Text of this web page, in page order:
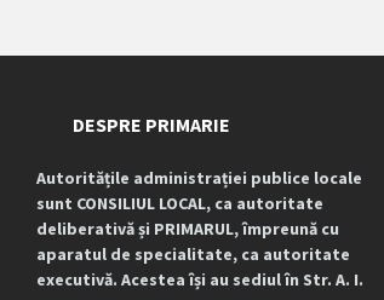
DESPRE PRIMARIE
Autoritățile administrației publice locale
sunt CONSILIUL LOCAL, ca autoritate
deliberativă și PRIMARUL, împreună cu
aparatul de specialitate, ca autoritate
executivă. Acestea își au sediul în Str. A. I.